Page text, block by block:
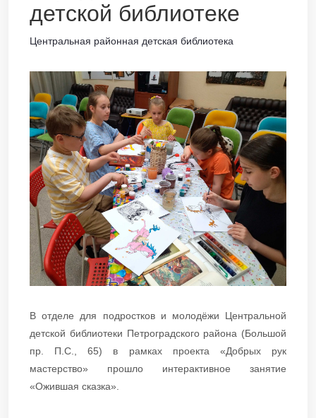
детской библиотеке
Центральная районная детская библиотека
В отделе для подростков и молодёжи Центральной
детской библиотеки Петроградского района (Большой
пр. П.С., 65) в рамках проекта «Добрых рук
мастерство» прошло интерактивное занятие
«Ожившая сказка».